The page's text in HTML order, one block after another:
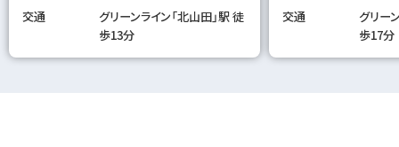
交通
グリーンライン「北山田」駅 徒
歩13分
交通
グリー
歩17分